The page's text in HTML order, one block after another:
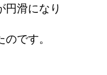
円滑になり
です。